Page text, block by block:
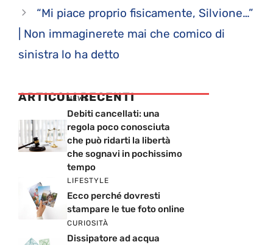
“Mi piace proprio fisicamente, Silvione…”
| Non immaginerete mai che comico di
sinistra lo ha detto
ARTICOLI RECENTI
NEWS
Debiti cancellati: una
regola poco conosciuta
che può ridarti la libertà
che sognavi in pochissimo
tempo
LIFESTYLE
Ecco perché dovresti
stampare le tue foto online
CURIOSITÀ
Dissipatore ad acqua